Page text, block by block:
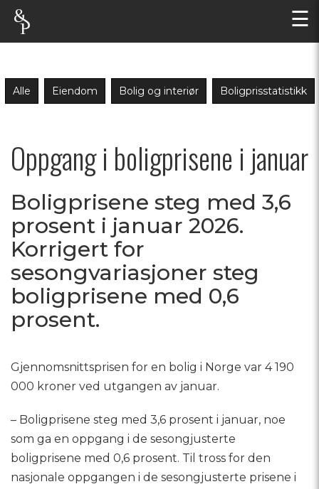
☰
Alle Eiendom Bolig og interiør Boligprisstatistikk
Oppgang i boligprisene i januar
Boligprisene steg med 3,6
prosent i januar 2026.
Korrigert for
sesongvariasjoner steg
boligprisene med 0,6
prosent.
Gjennomsnittsprisen for en bolig i Norge var 4 190
000 kroner ved utgangen av januar.
– Boligprisene steg med 3,6 prosent i januar, noe
som ga en oppgang i de sesongjusterte
boligprisene med 0,6 prosent. Til tross for den
nasjonale oppgangen i de sesongjusterte prisene i